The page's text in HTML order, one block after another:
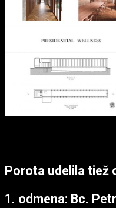
Porota udelila tiež
1. odmena: Bc.